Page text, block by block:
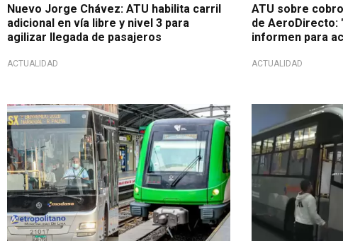
Nuevo Jorge Chávez: ATU habilita carril
adicional en vía libre y nivel 3 para
agilizar llegada de pasajeros
ACTUALIDAD
ATU sobre
de AeroDirecto:
informen para
ACTUALIDAD
A tomar nota De a pocos